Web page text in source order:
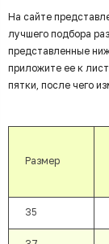
На сайте
лучшего подбора
представленные
приложите ее к
пятки, после чего
Размер
35